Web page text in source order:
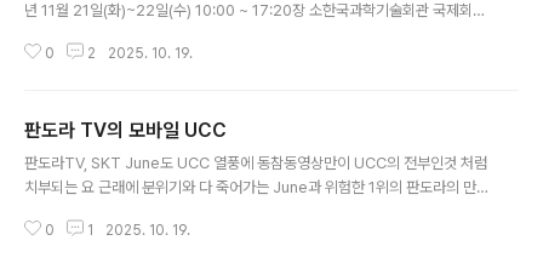
년 11월 21일(화)~22일(수) 10:00 ~ 17:20장 소한국과학기술회관 국제회의
(VAT포함)ㆍ중식 및 교재 무료제공* 사전등록기간은 11월 20일(월)까지 입니
에서 보내주는 사람만 갈 수 있을 듯.자세한 내용은 여기를 클릭하면 볼 수 있다.
* 2006/11/06 10:46에 작성한 글의 백업본입니다.
0 2 2025. 10. 19.
판도라 TV의 모바일 UCC
판도라TV, SKT June도 UCC 열풍에 동참동영상만이 UCC의 전부인것 처럼
치부되는 요 근래에 분위기와 다 죽어가는 June과 위험한 1위의 판도라의 만남
무런 의미가 없다는 것을 누구보다 SKT 스스로가 잘 알고 있을텐데, 아직도 이
0 1 2025. 10. 19.